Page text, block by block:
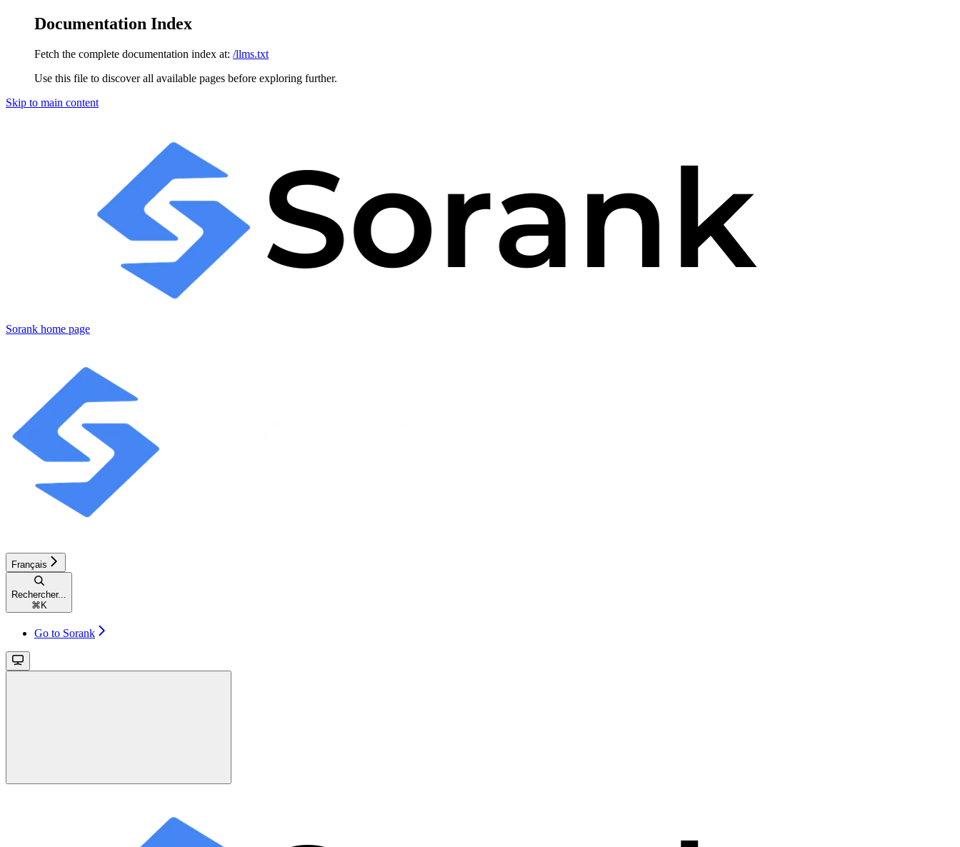
Documentation Index
Fetch the complete documentation index at: /llms.txt
Use this file to discover all available pages before exploring further.
Skip to main content
Sorank home page
Français
Rechercher...
⌘ K
Go to Sorank